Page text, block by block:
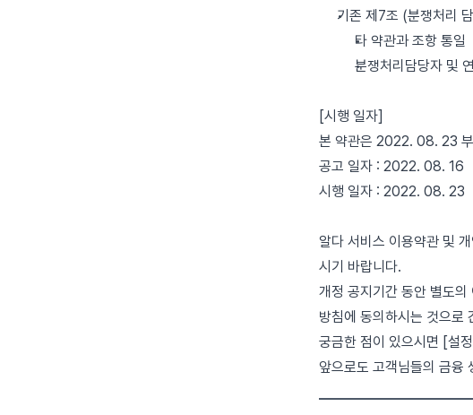
기존 제7조 (분쟁처리
타 약관과 조항 통일
분쟁처리담당자 및
[시행 일자]
본 약관은 2022. 08. 23
공고 일자 : 2022. 08. 16
시행 일자 : 2022. 08. 23
알다 서비스 이용약관 및
시기 바랍니다.
개정 공지기간 동안 별도
방침에 동의하시는 것으로
궁금한 점이 있으시면 [설
앞으로도 고객님들의 금융